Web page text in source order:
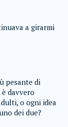
a girarmi
pesante di
davvero
o ogni idea
dei due?